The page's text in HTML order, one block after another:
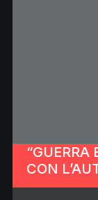
“GUERRA
CON